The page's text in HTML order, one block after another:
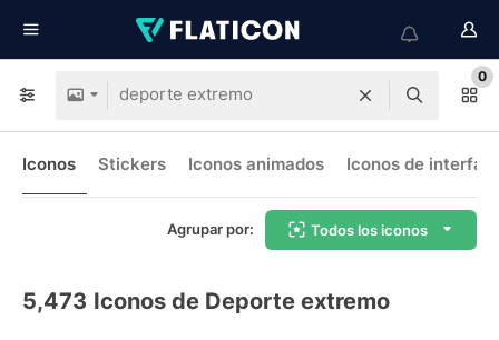
0
Iconos Stickers Iconos animados Iconos de interfaz
Agrupar por: Todos los iconos
5,473 Iconos de Deporte extremo